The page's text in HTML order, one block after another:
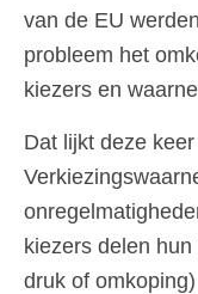
van de EU
probleem het
kiezers en
Dat lijkt deze
kiezers delen
druk of